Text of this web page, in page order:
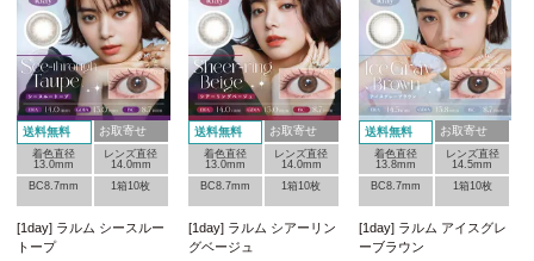
送料無料 お取寄せ
着色直径
13.0mm
レンズ直径
14.0mm
BC8.7mm
1箱10枚
[1day] ラルム シースルー
トープ
送料無料 お取寄せ
着色直径
13.0mm
レンズ直径
14.0mm
BC8.7mm
1箱10枚
[1day] ラルム シアーリン
グベージュ
送料無料 お取寄せ
着色直径
13.8mm
レンズ直径
14.5mm
BC8.7mm
1箱10枚
[1day] ラルム アイスグレ
ーブラウン